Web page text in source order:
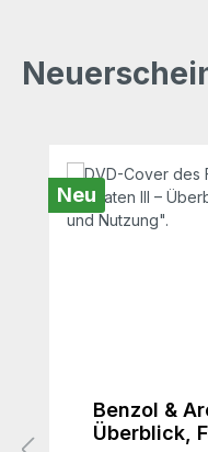
Neu
Benzol &
Überblick,